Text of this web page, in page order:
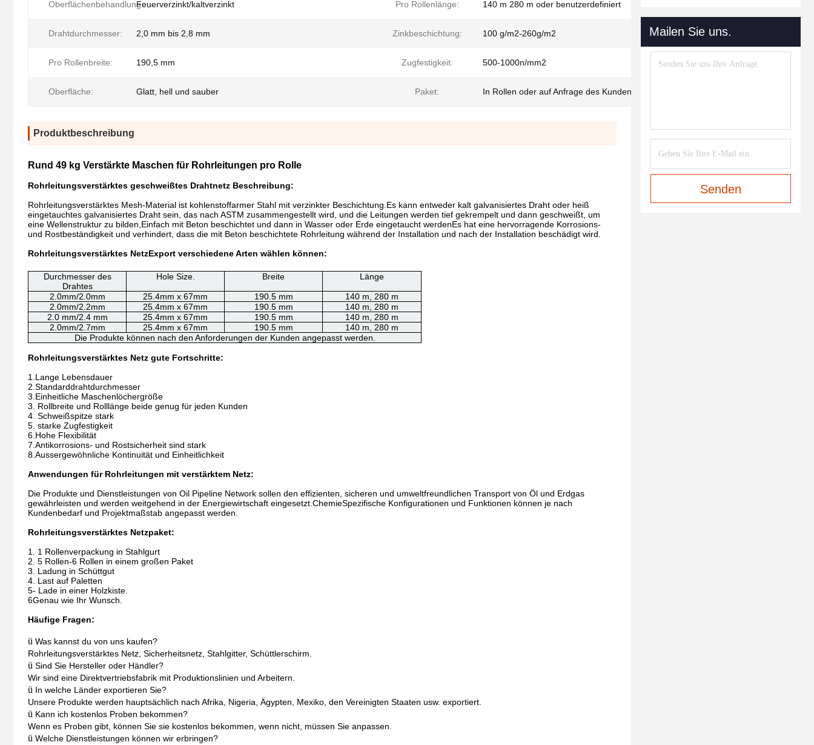
Oberflächenbehandlung:Feuerverzinkt/kaltverzinkt Pro Rollenlänge: 140 m 280 m oder benutzerdefiniert
Drahtdurchmesser: 2,0 mm bis 2,8 mm Zinkbeschichtung: 100 g/m2-260g/m2
Pro Rollenbreite: 190,5 mm Zugfestigkeit: 500-1000n/mm2
Oberfläche: Glatt, hell und sauber Paket: In Rollen oder auf Anfrage des Kunden
Produktbeschreibung
Rund 49 kg Verstärkte Maschen für Rohrleitungen pro Rolle
Rohrleitungsverstärktes geschweißtes Drahtnetz Beschreibung:
Rohrleitungsverstärktes Mesh-Material ist kohlenstoffarmer Stahl mit verzinkter Beschichtung.Es kann entweder kalt galvanisiertes Draht oder heiß
eingetauchtes galvanisiertes Draht sein, das nach ASTM zusammengestellt wird, und die Leitungen werden tief gekrempelt und dann geschweißt, um
eine Wellenstruktur zu bilden,Einfach mit Beton beschichtet und dann in Wasser oder Erde eingetaucht werdenEs hat eine hervorragende Korrosions-
und Rostbeständigkeit und verhindert, dass die mit Beton beschichtete Rohrleitung während der Installation und nach der Installation beschädigt wird.
Rohrleitungsverstärktes NetzExport verschiedene Arten wählen können:
Durchmesser des
Drahtes
Hole Size. Breite Länge
2.0mm/2.0mm 25.4mm x 67mm 190.5 mm
140 m, 280 m
2.0mm/2.2mm
25.4mm x 67mm 190.5 mm
140 m, 280 m
2.0 mm/2.4 mm
25.4mm x 67mm 190.5 mm
140 m, 280 m
2.0mm/2.7mm
25.4mm x 67mm 190.5 mm
140 m, 280 m
Die Produkte können nach den Anforderungen der Kunden angepasst werden.
Rohrleitungsverstärktes Netz gute Fortschritte:
1.Lange Lebensdauer
2.Standarddrahtdurchmesser
3.Einheitliche Maschenlöchergröße
3. Rollbreite und Rolllänge beide genug für jeden Kunden
4. Schweißspitze stark
5. starke Zugfestigkeit
6.Hohe Flexibilität
7.Antikorrosions- und Rostsicherheit sind stark
8.Aussergewöhnliche Kontinuität und Einheitlichkeit
Anwendungen für Rohrleitungen mit verstärktem Netz:
Die Produkte und Dienstleistungen von Oil Pipeline Network sollen den effizienten, sicheren und umweltfreundlichen Transport von Öl und Erdgas
gewährleisten und werden weitgehend in der Energiewirtschaft eingesetzt.ChemieSpezifische Konfigurationen und Funktionen können je nach
Kundenbedarf und Projektmaßstab angepasst werden.
Rohrleitungsverstärktes Netzpaket:
1. 1 Rollenverpackung in Stahlgurt
2. 5 Rollen-6 Rollen in einem großen Paket
3. Ladung in Schüttgut
4. Last auf Paletten
5- Lade in einer Holzkiste.
6Genau wie Ihr Wunsch.
Häufige Fragen:
ü Was kannst du von uns kaufen?
Rohrleitungsverstärktes Netz, Sicherheitsnetz, Stahlgitter, Schüttlerschirm.
ü Sind Sie Hersteller oder Händler?
Wir sind eine Direktvertriebsfabrik mit Produktionslinien und Arbeitern.
ü In welche Länder exportieren Sie?
Unsere Produkte werden hauptsächlich nach Afrika, Nigeria, Ägypten, Mexiko, den Vereinigten Staaten usw. exportiert.
ü Kann ich kostenlos Proben bekommen?
Wenn es Proben gibt, können Sie sie kostenlos bekommen, wenn nicht, müssen Sie anpassen.
ü Welche Dienstleistungen können wir erbringen?
Mailen Sie uns.
Senden